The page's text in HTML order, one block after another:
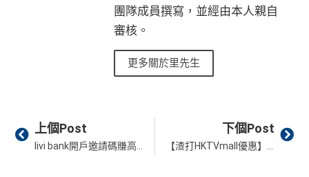
團隊成員撰寫，並經由本人親自
審核。
更多關於里先生
Prev
上個Post 下個Post